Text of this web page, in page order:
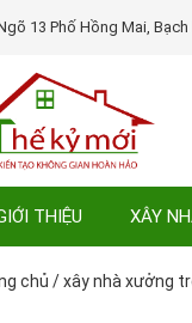
13 Phố Hồng Mai,
THIỆU XÂY
chủ /xây nhà xưởng